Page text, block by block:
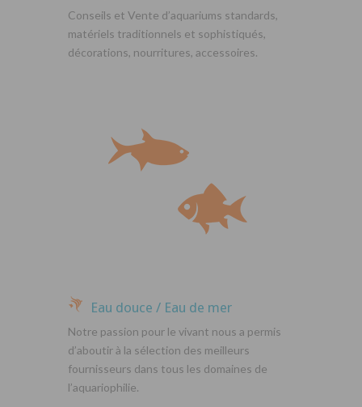
Conseils et Vente d’aquariums standards,
matériels traditionnels et sophistiqués,
décorations, nourritures, accessoires.
Eau douce / Eau de mer
Notre passion pour le vivant nous a permis
d’aboutir à la sélection des meilleurs
fournisseurs dans tous les domaines de
l’aquariophilie.